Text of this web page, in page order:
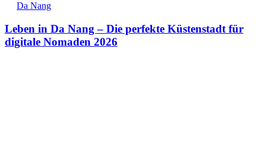
Da Nang
Leben in Da Nang – Die perfekte Küstenstadt für
digitale Nomaden 2026